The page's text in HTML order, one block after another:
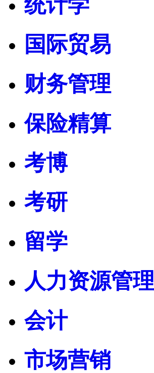
国际贸易
财务管理
保险精算
考博
考研
留学
人力资源管理
会计
市场营销